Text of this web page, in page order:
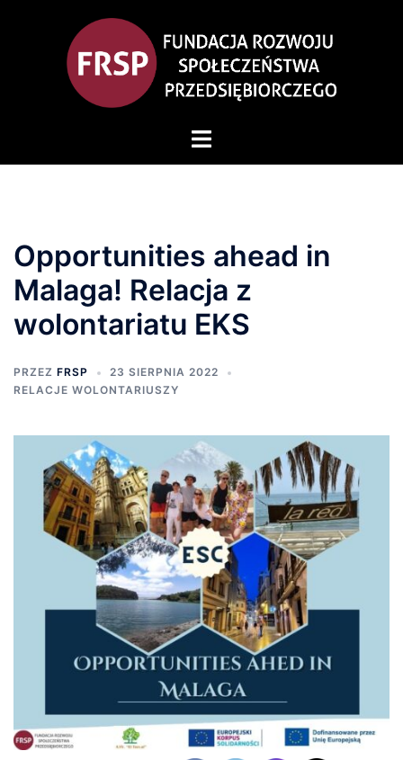
Opportunities ahead in
Malaga! Relacja z
wolontariatu EKS
PRZEZ FRSP
23 SIERPNIA 2022
RELACJE WOLONTARIUSZY